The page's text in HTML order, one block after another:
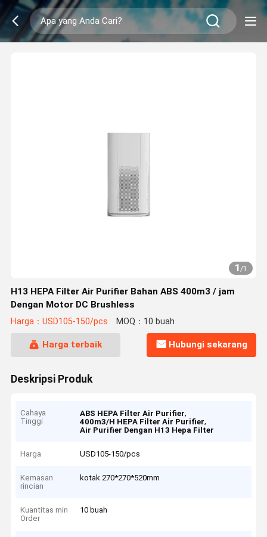
1/1
H13 HEPA Filter Air Purifier Bahan ABS 400m3 / jam
Dengan Motor DC Brushless
Harga：USD105-150/pcs MOQ：10 buah
Harga terbaik Hubungi sekarang
Deskripsi Produk
Cahaya
Tinggi
ABS HEPA Filter Air Purifier,
400m3/H HEPA Filter Air Purifier,
Air Purifier Dengan H13 Hepa Filter
Harga USD105-150/pcs
Kemasan
rincian
kotak 270*270*520mm
Kuantitas min
Order
10 buah